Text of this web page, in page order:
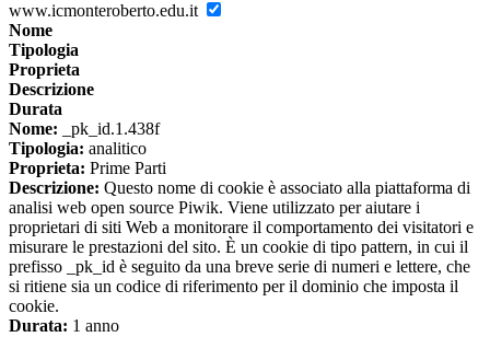
www.icmonteroberto.edu.it
Nome
Tipologia
Proprieta
Descrizione
Durata
Nome: _pk_id.1.438f
Tipologia: analitico
Proprieta: Prime Parti
Descrizione: Questo nome di cookie è associato alla piattaforma di
analisi web open source Piwik. Viene utilizzato per aiutare i
proprietari di siti Web a monitorare il comportamento dei visitatori e
misurare le prestazioni del sito. È un cookie di tipo pattern, in cui il
prefisso _pk_id è seguito da una breve serie di numeri e lettere, che
si ritiene sia un codice di riferimento per il dominio che imposta il
cookie.
Durata: 1 anno